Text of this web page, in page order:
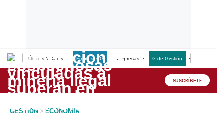
Últimas Noticias Empresas G Empresas G de Gestión
Lo último
Peru Quiosco SUSCRÍBETE
GESTION > ECONOMIA